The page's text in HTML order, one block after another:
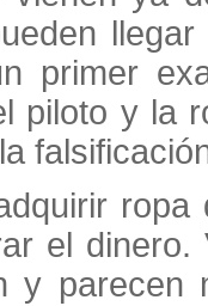
primer
piloto y la
el
y parecen